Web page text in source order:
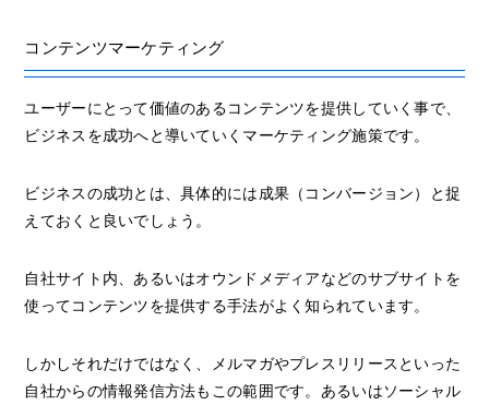
コンテンツマーケティング
ユーザーにとって価値のあるコンテンツを提供していく事で、
ビジネスを成功へと導いていくマーケティング施策です。
ビジネスの成功とは、具体的には成果（コンバージョン）と捉
えておくと良いでしょう。
自社サイト内、あるいはオウンドメディアなどのサブサイトを
使ってコンテンツを提供する手法がよく知られています。
しかしそれだけではなく、メルマガやプレスリリースといった
自社からの情報発信方法もこの範囲です。あるいはソーシャル